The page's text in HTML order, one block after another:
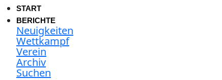
START
BERICHTE
Neuigkeiten
Wettkampf
Verein
Archiv
Suchen